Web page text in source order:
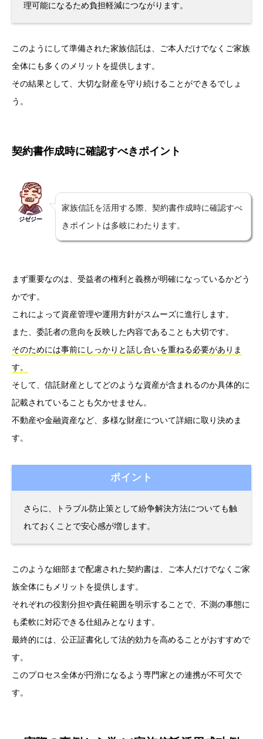
理可能になるため負担軽減につながります。
このようにして準備された家族信託は、ご本人だけでなくご家族
全体にも多くのメリットを提供します。
その結果として、大切な財産を守り続けることができるでしょ
う。
契約書作成時に確認すべきポイント
ジゼジー
家族信託を活用する際、契約書作成時に確認すべ
きポイントは多岐にわたります。
まず重要なのは、受益者の権利と義務が明確になっているかどう
かです。
これによって資産管理や運用方針がスムーズに進行します。
また、委託者の意向を反映した内容であることも大切です。
そのためには事前にしっかりと話し合いを重ねる必要がありま
す。
そして、信託財産としてどのような資産が含まれるのか具体的に
記載されていることも欠かせません。
不動産や金融資産など、多様な財産について詳細に取り決めま
す。
ポイント
さらに、トラブル防止策として紛争解決方法についても触
れておくことで安心感が増します。
このような細部まで配慮された契約書は、ご本人だけでなくご家
族全体にもメリットを提供します。
それぞれの役割分担や責任範囲を明示することで、不測の事態に
も柔軟に対応できる仕組みとなります。
最終的には、公正証書化して法的効力を高めることがおすすめで
す。
このプロセス全体が円滑になるよう専門家との連携が不可欠で
す。